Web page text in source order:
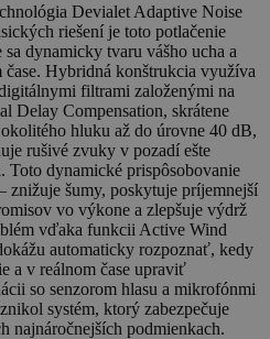
Devialet Adaptive Noise
riešení je toto potlačenie
dynamicky tvaru vášho ucha a
Hybridná konštrukcia využíva
filtrami založenými na
Delay Compensation, skrátene
hluku až do úrovne 40 dB,
rušivé zvuky v pozadí ešte
Toto dynamické prispôsobovanie
znižuje šumy, poskytuje príjemnejší
vo výkone a zlepšuje výdrž
vďaka funkcii Active Wind
automaticky rozpoznať, kedy
a v reálnom čase upraviť
so senzorom hlasu a mikrofónmi
systém, ktorý zabezpečuje
najnáročnejších podmienkach.